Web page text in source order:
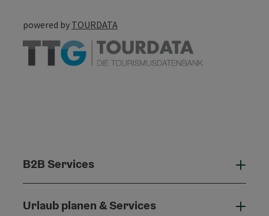
powered by TOURDATA
B2B Services
Urlaub planen & Services